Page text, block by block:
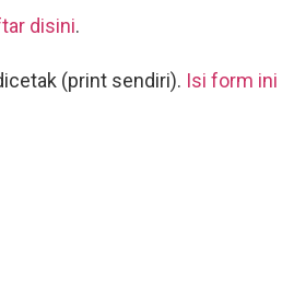
disini.
(print sendiri). Isi form ini